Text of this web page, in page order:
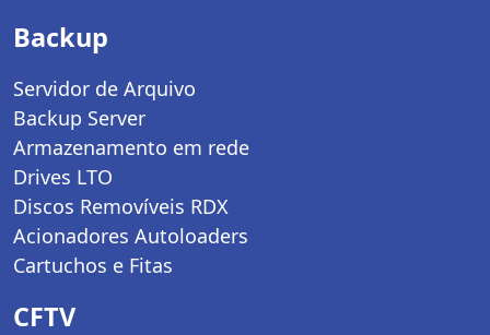
Backup
Servidor de Arquivo
Backup Server
Armazenamento em rede
Drives LTO
Discos Removíveis RDX
Acionadores Autoloaders
Cartuchos e Fitas
CFTV